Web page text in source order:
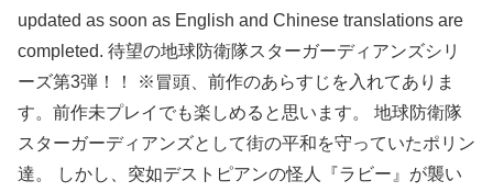
updated as soon as English and Chinese translations are
completed. 待望の地球防衛隊スターガーディアンズシリ
ーズ第3弾！！ ※冒頭、前作のあらすじを入れてありま
す。前作未プレイでも楽しめると思います。 地球防衛隊
スターガーディアンズとして街の平和を守っていたポリン
達。 しかし、突如デストピアンの怪人『ラビー』が襲い